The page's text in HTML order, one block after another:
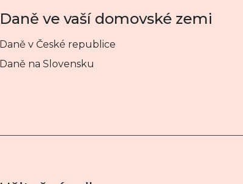
Daně ve vaší domovské zemi
Daně v České republice
Daně na Slovensku